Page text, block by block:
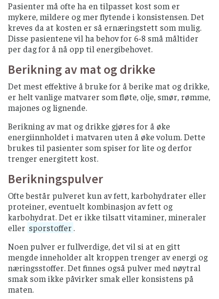
Pasienter må ofte ha en tilpasset kost som er
mykere, mildere og mer flytende i konsistensen. Det
kreves da at kosten er så ernæringstett som mulig.
Disse pasientene vil ha behov for 6-8 små måltider
per dag for å nå opp til energibehovet.
Berikning av mat og drikke
Det mest effektive å bruke for å berike mat og drikke,
er helt vanlige matvarer som fløte, olje, smør, rømme,
majones og lignende.
Berikning av mat og drikke gjøres for å øke
energiinnholdet i matvaren uten å øke volum. Dette
brukes til pasienter som spiser for lite og derfor
trenger energitett kost.
Berikningspulver
Ofte består pulveret kun av fett, karbohydrater eller
proteiner, eventuelt kombinasjon av fett og
karbohydrat. Det er ikke tilsatt vitaminer, mineraler
eller sporstoffer .
Noen pulver er fullverdige, det vil si at en gitt
mengde inneholder alt kroppen trenger av energi og
næringsstoffer. Det finnes også pulver med nøytral
smak som ikke påvirker smak eller konsistens på
maten.